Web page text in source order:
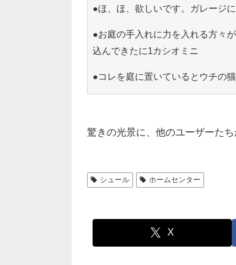
●ほ、ほ、欲しいです。ガレージ
●お庭の手入れに力を入れる方々
込んできたに1カシオミニ
●コレを庭に置いているとウチの
驚きの光景に、他のユーザーた
シュール ホームセンター
X